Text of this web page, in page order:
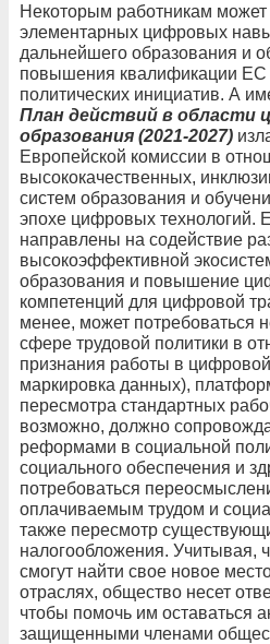
Некоторым работникам
элементарных цифровых
дальнейшего образования и
повышения квалификации ЕС
политических инициатив. А
План действий в области
образования (2021-2027)
Европейской комиссии в
высококачественных,
систем образования и
эпохе цифровых технологий.
направлены на содействие
высокоэффективной
образования и повышение
компетенций для цифровой
менее, может потребоваться
сфере трудовой политики в
признания работы в
маркировка данных),
пересмотра стандартных
возможно, должно
реформами в социальной
социального обеспечения и
потребоваться
оплачиваемым трудом и
также пересмотр
налогообложения. Учитывая,
смогут найти свое новое
отраслях, общество несет
чтобы помочь им оставаться
защищенными членами